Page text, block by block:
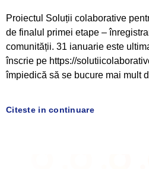
Proiectul Soluții colaborative
de finalul primei etape –
comunității. 31 ianuarie este
înscrie pe https://
împiedică să se bucure mai mult
Citeste in continuare